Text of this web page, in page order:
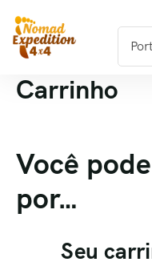
Carrinho
Você
por…
Seu